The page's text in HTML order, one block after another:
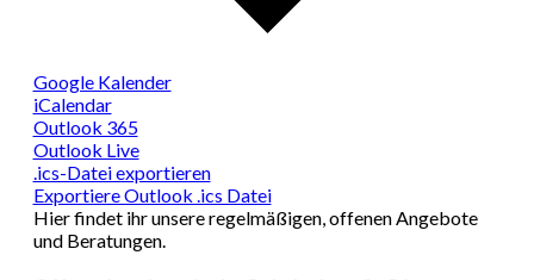
Google Kalender
iCalendar
Outlook 365
Outlook Live
.ics-Datei exportieren
Exportiere Outlook .ics Datei
Hier findet ihr unsere regelmäßigen, offenen Angebote
und Beratungen.